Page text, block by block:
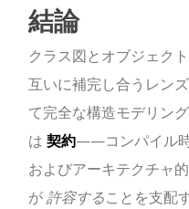
結論
クラス図とオブジェク
互いに補完し合うレン
て完全な構造モデリン
は契約——コンパイル時
およびアーキテクチャ
が許容することを支配